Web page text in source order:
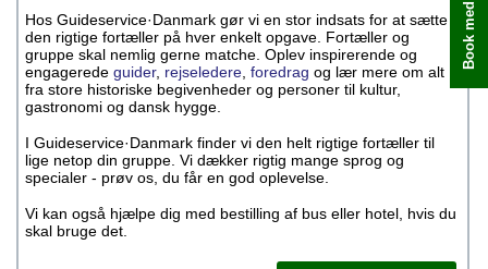
Hos Guideservice·Danmark gør vi en stor indsats for at sætte
den rigtige fortæller på hver enkelt opgave. Fortæller og
gruppe skal nemlig gerne matche. Oplev inspirerende og
engagerede guider, rejseledere foredrag og lær mere om alt
fra store historiske begivenheder og personer til kultur,
gastronomi og dansk hygge.
I Guideservice·Danmark finder vi den helt rigtige fortæller til
lige netop din gruppe. Vi dækker rigtig mange sprog og
specialer - prøv os, du får en god oplevelse.
Vi kan også hjælpe dig med bestilling af bus eller hotel, hvis du
skal bruge det.